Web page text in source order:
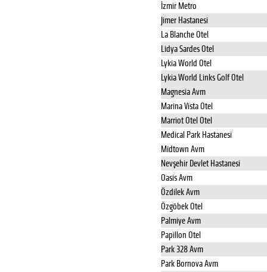
İzmir Metro
Jimer Hastanesi
La Blanche Otel
Lidya Sardes Otel
Lykia World Otel
Lykia World Links Golf Otel
Magnesia Avm
Marina Vista Otel
Marriot Otel Otel
Medical Park Hastanesi
Midtown Avm
Nevşehir Devlet Hastanesi
Oasis Avm
Özdilek Avm
Özgöbek Otel
Palmiye Avm
Papillon Otel
Park 328 Avm
Park Bornova Avm